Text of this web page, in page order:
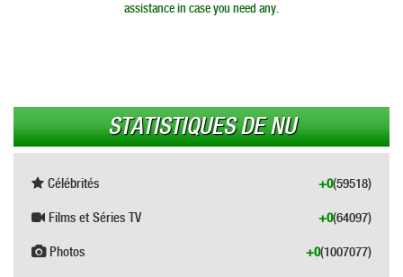
assistance in case you need any.
STATISTIQUES DE NU
Célébrités (59518)
+0
Films et Séries TV (64097)
+0
Photos (1007077)
+0